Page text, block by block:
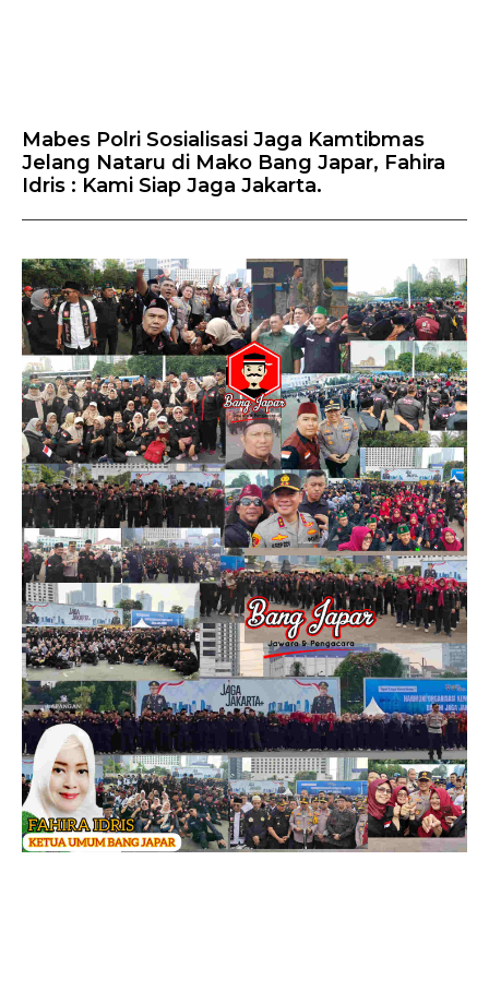
Mabes Polri Sosialisasi Jaga Kamtibmas
Jelang Nataru di Mako Bang Japar, Fahira
Idris : Kami Siap Jaga Jakarta.